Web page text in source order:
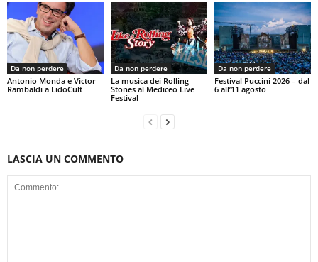
Da non perdere
Antonio Monda e Victor
Rambaldi a LidoCult
Da non perdere
La musica dei Rolling
Stones al Mediceo Live
Festival
Da non perdere
Festival Puccini 2026 – dal
6 all’11 agosto
LASCIA UN COMMENTO